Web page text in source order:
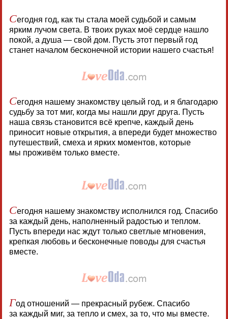
Сегодня год, как ты стала моей судьбой и самым
ярким лучом света. В твоих руках моё сердце нашло
покой, а душа — свой дом. Пусть этот первый год
станет началом бесконечной истории нашего счастья!
Сегодня нашему знакомству целый год, и я благодарю
судьбу за тот миг, когда мы нашли друг друга. Пусть
наша связь становится всё крепче, каждый день
приносит новые открытия, а впереди будет множество
путешествий, смеха и ярких моментов, которые
мы проживём только вместе.
Сегодня нашему знакомству исполнился год. Спасибо
за каждый день, наполненный радостью и теплом.
Пусть впереди нас ждут только светлые мгновения,
крепкая любовь и бесконечные поводы для счастья
вместе.
Год отношений — прекрасный рубеж. Спасибо
за каждый миг, за тепло и смех, за то, что мы вместе.